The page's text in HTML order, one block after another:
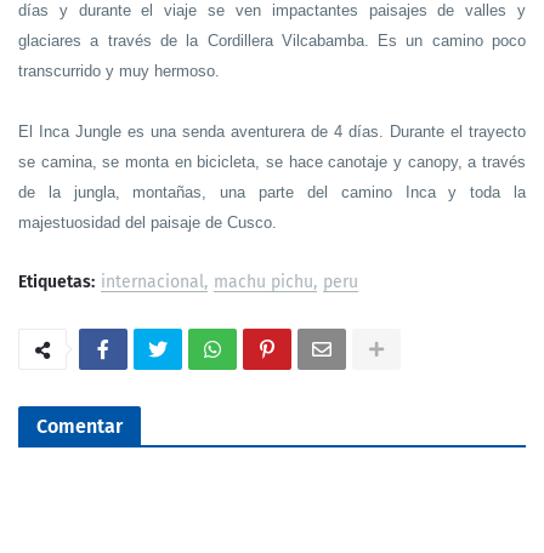
días y durante el viaje se ven impactantes paisajes de valles y
glaciares a través de la Cordillera Vilcabamba. Es un camino poco
transcurrido y muy hermoso.
El Inca Jungle es una senda aventurera de 4 días. Durante el trayecto
se camina, se monta en bicicleta, se hace canotaje y canopy, a través
de la jungla, montañas, una parte del camino Inca y toda la
majestuosidad del paisaje de Cusco.
Etiquetas: internacional machu pichu peru
Comentar